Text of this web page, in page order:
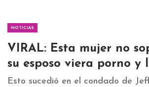
NOTICIAS
VIRAL: Esta mujer no
su esposo viera porno y
Esto sucedió en el condado de